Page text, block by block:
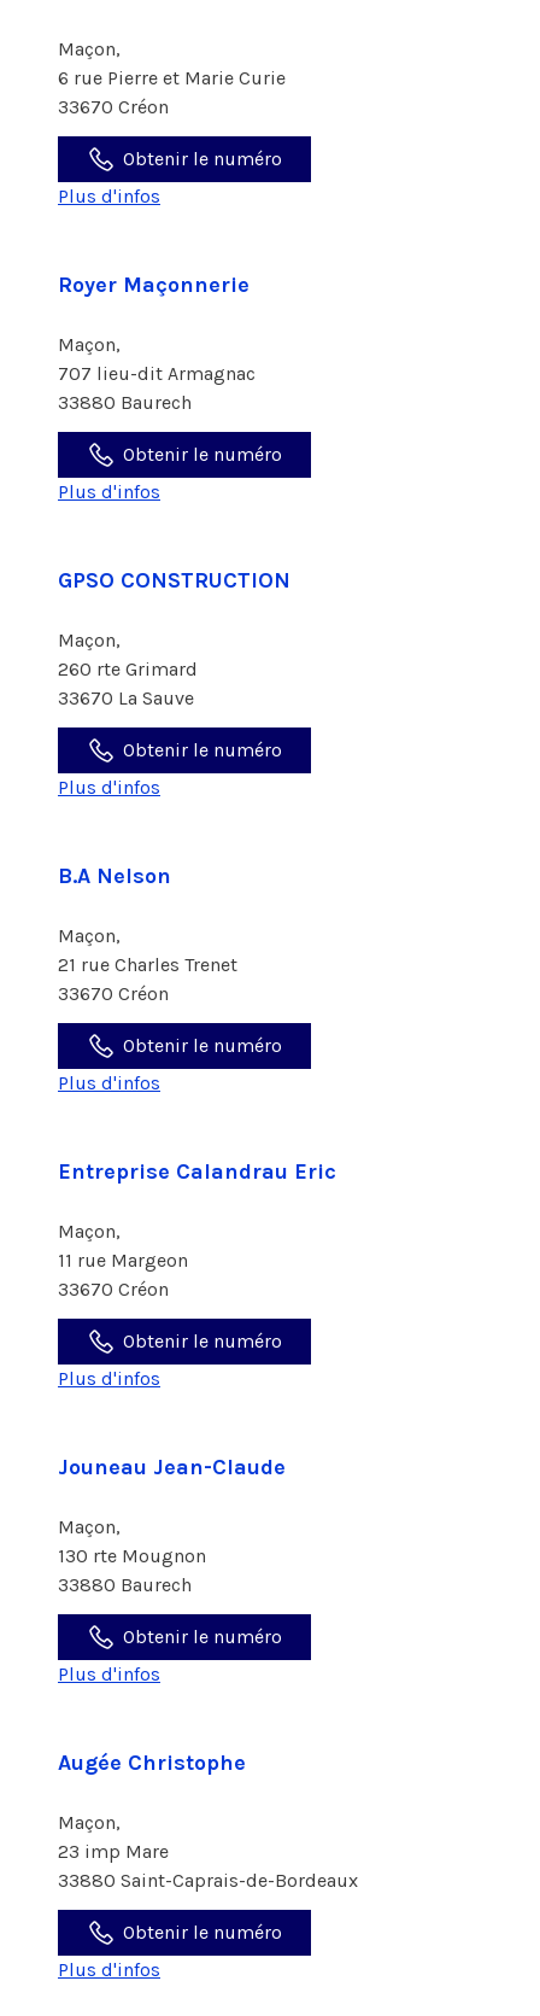
Maçon,
6 rue Pierre et Marie Curie
33670 Créon
Obtenir le numéro
Plus d'infos
Royer Maçonnerie
Maçon,
707 lieu-dit Armagnac
33880 Baurech
Obtenir le numéro
Plus d'infos
GPSO CONSTRUCTION
Maçon,
260 rte Grimard
33670 La Sauve
Obtenir le numéro
Plus d'infos
B.A Nelson
Maçon,
21 rue Charles Trenet
33670 Créon
Obtenir le numéro
Plus d'infos
Entreprise Calandrau Eric
Maçon,
11 rue Margeon
33670 Créon
Obtenir le numéro
Plus d'infos
Jouneau Jean-Claude
Maçon,
130 rte Mougnon
33880 Baurech
Obtenir le numéro
Plus d'infos
Augée Christophe
Maçon,
23 imp Mare
33880 Saint-Caprais-de-Bordeaux
Obtenir le numéro
Plus d'infos